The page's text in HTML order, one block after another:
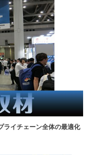
ライチェーン全体の最適化